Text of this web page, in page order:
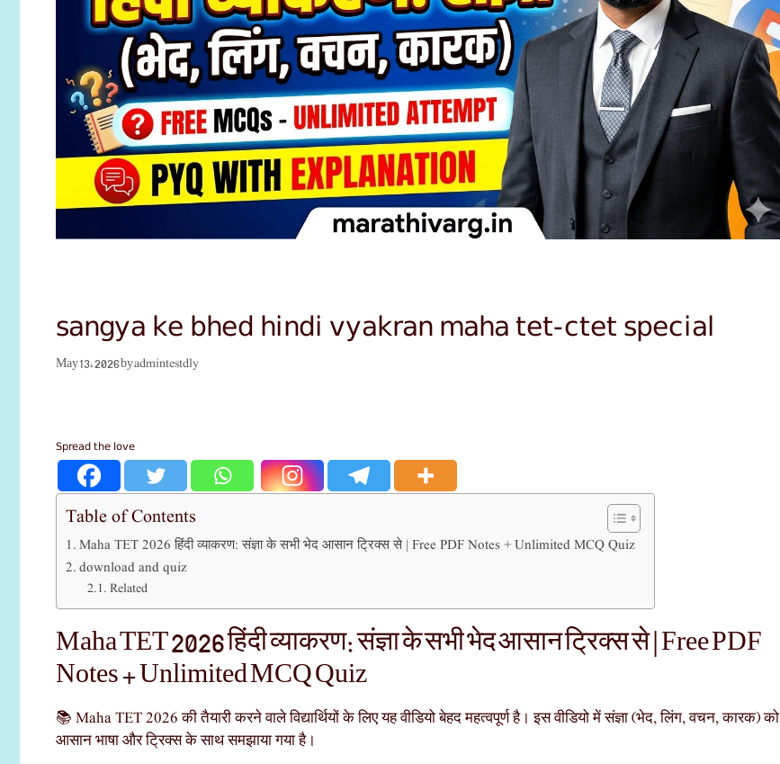
sangya ke bhed hindi vyakran maha tet-ctet special
May 13, 2026 byadmintestdly
Spread the love
Table of Contents
Maha TET 2026 हिंदी व्याकरण: संज्ञा के सभी भेद आसान ट्रिक्स से | Free PDF Notes + Unlimited MCQ Quiz
download and quiz
Related
Maha TET 2026 हिंदी व्याकरण: संज्ञा के सभी भेद आसान ट्रिक्स से | Free PDF
Notes + Unlimited MCQ Quiz
📚 Maha TET 2026 की तैयारी करने वाले विद्यार्थियों के लिए यह वीडियो बेहद महत्वपूर्ण है। इस वीडियो में संज्ञा (भेद, लिंग, वचन, कारक) को
आसान भाषा और ट्रिक्स के साथ समझाया गया है।